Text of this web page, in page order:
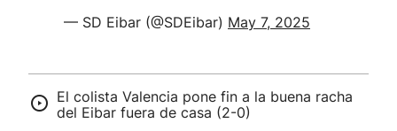
— SD Eibar (@SDEibar) May 7, 2025
El colista Valencia pone fin a la buena racha
del Eibar fuera de casa (2-0)